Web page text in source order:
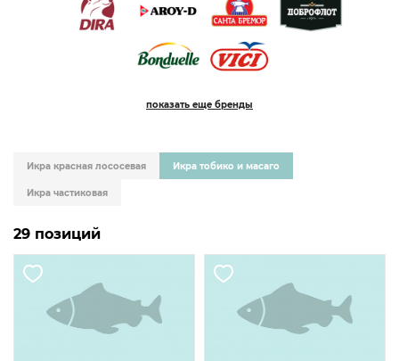
показать еще бренды
Икра красная лососевая Икра тобико и масаго
Икра частиковая
29 позиций